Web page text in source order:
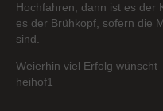
Hochfahren, dann ist es der
es der Brühkopf, sofern die
sind.
Weierhin viel Erfolg wünscht
heihof1